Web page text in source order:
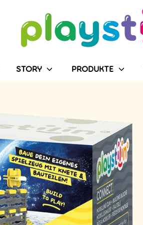
Durchsuchen
Sie
Shop
STORY PRODUKTE